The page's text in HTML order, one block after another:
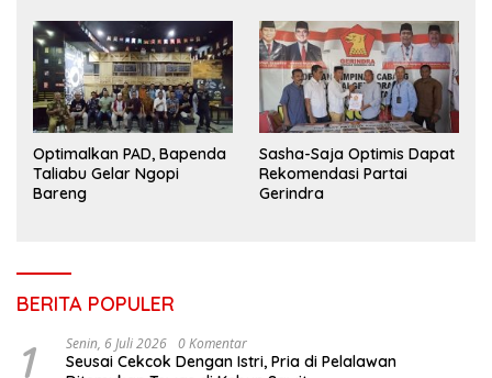
Optimalkan PAD, Bapenda
Taliabu Gelar Ngopi
Bareng
Sasha-Saja Optimis Dapat
Rekomendasi Partai
Gerindra
BERITA POPULER
1 Senin, 6 Juli 2026 0 Komentar
Seusai Cekcok Dengan Istri, Pria di Pelalawan